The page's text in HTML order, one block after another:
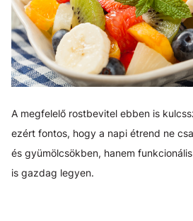
A megfelelő rostbevitel ebben is
ezért fontos, hogy a napi étrend ne
és gyümölcsökben, hanem
is gazdag legyen.